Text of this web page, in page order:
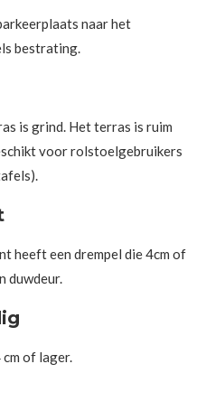
naar het
bestrating.
is grind. Het terras is ruim
voor rolstoelgebruikers
heeft een drempel die 4cm of
duwdeur.
of lager.